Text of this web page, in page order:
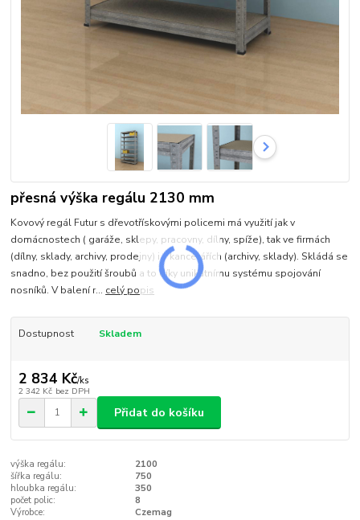
přesná výška regálu 2130 mm
Kovový regál Futur s dřevotřískovými policemi má využití jak v
domácnostech ( garáže, sklepy, pracovny, dílny, spíže), tak ve firmách
(dílny, sklady, archivy, prodejny) i v kancelářích (archivy, sklady). Skládá se
snadno, bez použití šroubů a to díky unikátnímu systému spojování
nosníků. V balení r... celý popis
Dostupnost Skladem
2 834 Kč/ks
2 342 Kč bez DPH
Přidat do košíku
výška regálu:
2100
šířka regálu:
750
hloubka regálu:
350
počet polic:
8
Výrobce:
Czemag